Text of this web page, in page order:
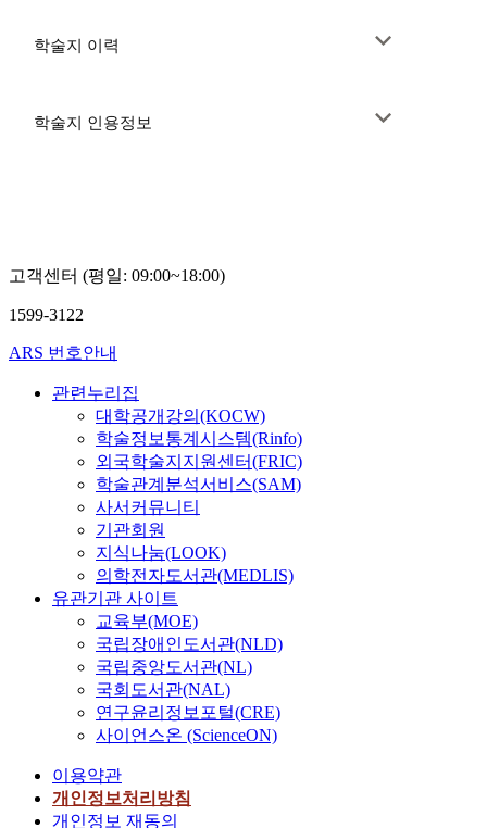
학술지 이력
학술지 인용정보
고객센터 (평일: 09:00~18:00)
1599-3122
ARS 번호안내
관련누리집
대학공개강의(KOCW)
학술정보통계시스템(Rinfo)
외국학술지지원센터(FRIC)
학술관계분석서비스(SAM)
사서커뮤니티
기관회원
지식나눔(LOOK)
의학전자도서관(MEDLIS)
유관기관 사이트
교육부(MOE)
국립장애인도서관(NLD)
국립중앙도서관(NL)
국회도서관(NAL)
연구윤리정보포털(CRE)
사이언스온 (ScienceON)
이용약관
개인정보처리방침
개인정보 재동의